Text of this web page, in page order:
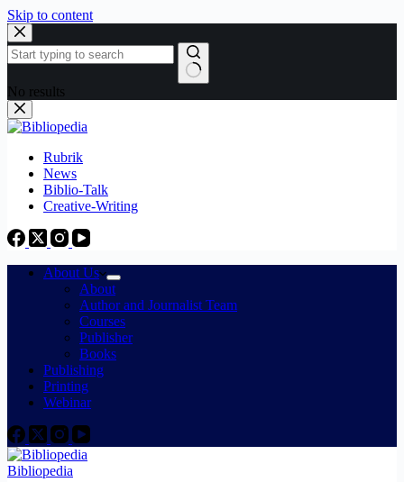
Skip to content
No results
Rubrik
News
Biblio-Talk
Creative-Writing
About Us
About
Author and Journalist Team
Courses
Publisher
Books
Publishing
Printing
Webinar
Bibliopedia